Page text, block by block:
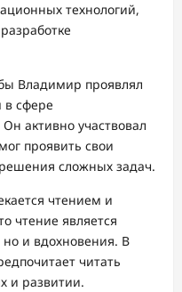
технологий,
Владимир проявлял
в сфере
активно участвовал
проявить свои
сложных задач.
чтением и
чтение является
и вдохновения. В
читать
и развитии.